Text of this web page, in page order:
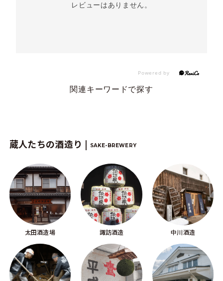
レビューはありません。
関連キーワードで探す
蔵人たちの酒造り | SAKE-BREWERY
太田酒造場 諏訪酒造 中川酒造